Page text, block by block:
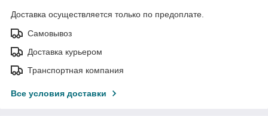
Доставка осуществляется только по предоплате.
Самовывоз
Доставка курьером
Транспортная компания
Все условия доставки